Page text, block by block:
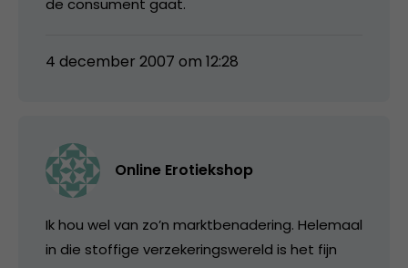
4 december 2007 om 12:28
Online Erotiekshop
Ik hou wel van zo’n marktbenadering. Helemaal
in die stoffige verzekeringswereld is het fijn